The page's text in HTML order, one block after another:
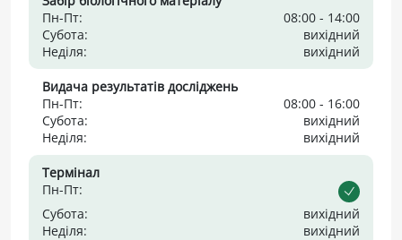
Пн-Пт:
08:00 - 14:00
Субота:
вихідний
Неділя:
вихідний
Видача результатів досліджень
Пн-Пт:
08:00 - 16:00
Субота:
вихідний
Неділя:
вихідний
Термінал
Пн-Пт:
Субота:
вихідний
Неділя:
вихідний